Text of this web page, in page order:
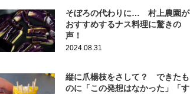
そぼろの代わりに… 村上農園が
おすすめするナス料理に驚きの
声！
2024.08.31
縦に爪楊枝をさして？ できたも
のに「この発想はなかった」「す